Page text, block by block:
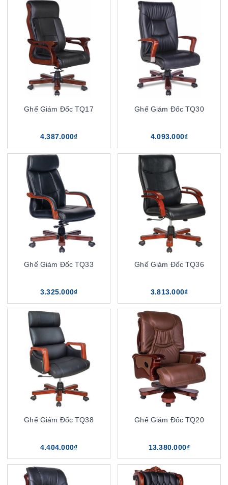
Ghế Giám Đốc TQ17
4.387.000₫
Ghế Giám Đốc TQ30
4.093.000₫
Ghế Giám Đốc TQ33
3.325.000₫
Ghế Giám Đốc TQ36
3.813.000₫
Ghế Giám Đốc TQ38
4.404.000₫
Ghế Giám Đốc TQ20
13.380.000₫